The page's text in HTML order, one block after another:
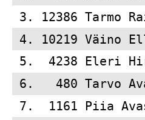
3. 12386 Tarmo
4. 10219 Väino
5.  4238 Eleri
6.   480 Tarvo
7.  1161 Piia